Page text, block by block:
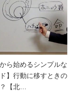
から始めるシンプルな
】行動に移すときの
【北…